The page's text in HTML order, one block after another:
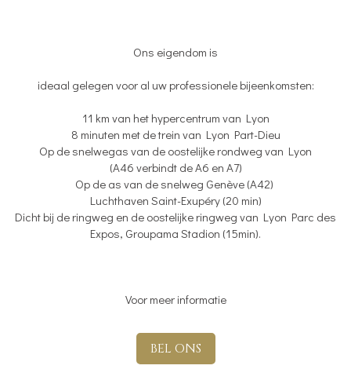
Ons eigendom is
ideaal gelegen voor al uw professionele bijeenkomsten:
11 km van het hypercentrum van Lyon
8 minuten met de trein van Lyon Part-Dieu
Op de snelwegas van de oostelijke rondweg van Lyon
(A46 verbindt de A6 en A7)
Op de as van de snelweg Genève (A42)
Luchthaven Saint-Exupéry (20 min)
Dicht bij de ringweg en de oostelijke ringweg van Lyon Parc des
Expos, Groupama Stadion (15min).
Voor meer informatie
BEL ONS